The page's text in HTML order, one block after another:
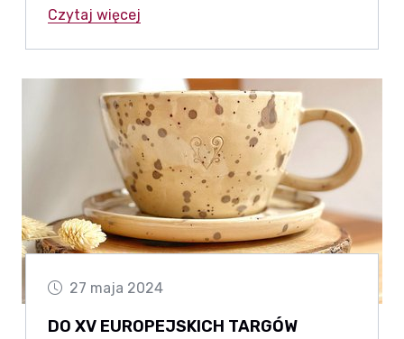
Czytaj więcej
27 maja 2024
DO XV EUROPEJSKICH TARGÓW